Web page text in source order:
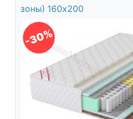
зоны) 160х200
-30%